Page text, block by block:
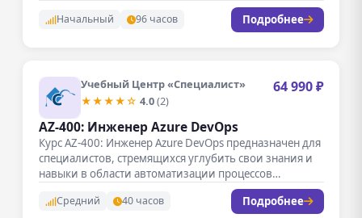
Начальный 96 часов Подробнее
Учебный Центр «Специалист»
★★★★☆ 4.0(2)
64 990 ₽
AZ-400: Инженер Azure DevOps
Курс AZ-400: Инженер Azure DevOps предназначен для
специалистов, стремящихся углубить свои знания и
навыки в области автоматизации процессов…
Средний 40 часов Подробнее